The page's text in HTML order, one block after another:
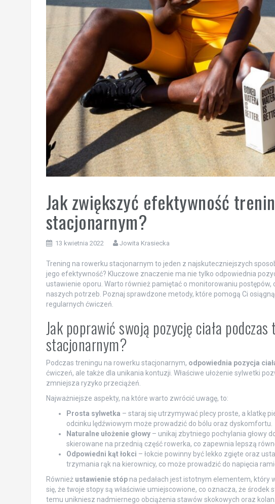
Jak zwiększyć efektywność
stacjonarnym?
13 kwietnia 2022 Jowita Krasiecka
Trening na rowerku stacjonarnym to jeden z najskuteczniejszych
jego efektywność? Kluczowe znaczenie ma nie tylko odpowiednia
ustawienie oporu. Warto również pamiętać o monitorowaniu
naszych potrzeb. Poznaj sprawdzone metody, które pomogą Ci
regularnych ćwiczeń.
Jak poprawić swoją pozycję ciała
stacjonarnym?
Podczas treningu na rowerku stacjonarnym, odpowiednia pozycja
ćwiczeń, ale także dla unikania kontuzji. Właściwe ułożenie sylwetki
zmniejsza ryzyko przeciążeń.
Najważniejsze aspekty, na które warto zwrócić uwagę, to:
Prosta sylwetka – staraj się utrzymywać plecy proste, a klatkę
odcinku lędźwiowym może prowadzić do bólu oraz dyskomfortu.
Naturalne ułożenie głowy– unikaj zbytniego pochylania głowy
skierowane na przednią część rowerka, co zapewnia lepszą
Odpowiedni kąt łokci – łokcie powinny być lekko zgięte oraz
trzymania rąk na kierownicy, co może prowadzić do napięcia
Również ustawienie stópna pedałach jest istotnym elementem, który
się, że twoje stopy są właściwie umiejscowione, co oznacza, że środek
temu unikniesz nadmiernego obciążenia stawów skokowych oraz kolan.